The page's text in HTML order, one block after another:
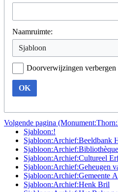
Naamruimte:
Doorverwijzingen verbergen
OK
Volgende pagina
Sjabloon:!
Sjabloon:Archief:Beeldbank
Sjabloon:Archief:Cultureel
Sjabloon:Archief:Geheugen
Sjabloon:Archief:Gemeente
Sjabloon:Archief:Henk Bril